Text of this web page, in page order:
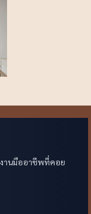
านมืออาชีพที่คอย